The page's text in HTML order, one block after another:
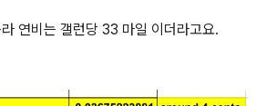
연비는 갤런당 33 마일 이더라고요.